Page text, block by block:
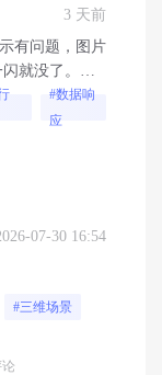
3 天前
有问题，图片
就没了。
，数据一出来
#数据响
应
07-30 16:54
#三维场景